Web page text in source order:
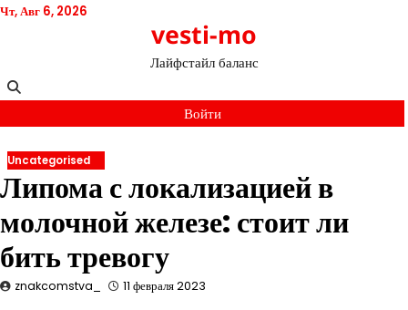
Перейти
Чт, Авг 6, 2026
vesti-mo
Лайфстайл баланс
Войти
Uncategorised
Липома с локализацией в
молочной железе: стоит ли
бить тревогу
znakcomstva_ 11 февраля 2023